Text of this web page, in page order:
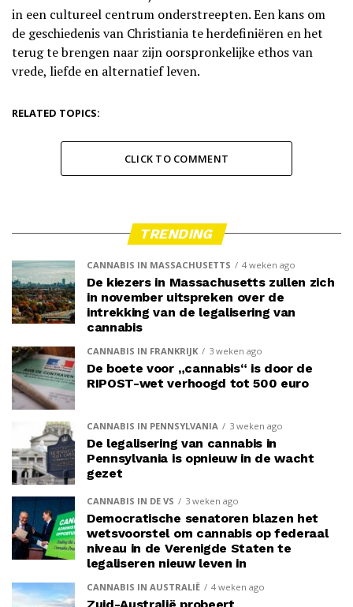
in een cultureel centrum onderstreepten. Een kans om
de geschiedenis van Christiania te herdefiniëren en het
terug te brengen naar zijn oorspronkelijke ethos van
vrede, liefde en alternatief leven.
RELATED TOPICS:
CLICK TO COMMENT
TRENDING
CANNABIS IN MASSACHUSETTS 4 weken ago
De kiezers in Massachusetts zullen zich
in november uitspreken over de
intrekking van de legalisering van
cannabis
CANNABIS IN FRANKRIJK 3 weken ago
De boete voor „cannabis“ is door de
RIPOST-wet verhoogd tot 500 euro
CANNABIS IN PENNSYLVANIA 3 weken ago
De legalisering van cannabis in
Pennsylvania is opnieuw in de wacht
gezet
CANNABIS IN DE VS 3 weken ago
Democratische senatoren blazen het
wetsvoorstel om cannabis op federaal
niveau in de Verenigde Staten te
legaliseren nieuw leven in
CANNABIS IN AUSTRALIË 4 weken ago